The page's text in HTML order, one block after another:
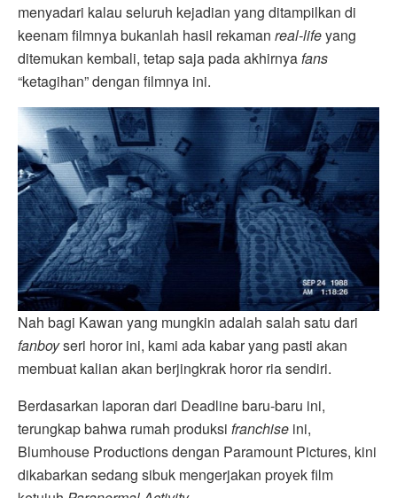
menyadari kalau seluruh kejadian yang ditampilkan di
keenam filmnya bukanlah hasil rekaman real-lifeyang
ditemukan kembali, tetap saja pada akhirnyafans
“ketagihan” dengan filmnya ini.
Nah bagi Kawan yang mungkin adalah salah satu dari
fanboyseri horor ini, kami ada kabar yang pasti akan
membuat kalian akan berjingkrak horor ria sendiri.
Berdasarkan laporan dari Deadline baru-baru ini,
terungkap bahwa rumah produksi franchise ini,
Blumhouse Productions dengan Paramount Pictures, kini
dikabarkan sedang sibuk mengerjakan proyek film